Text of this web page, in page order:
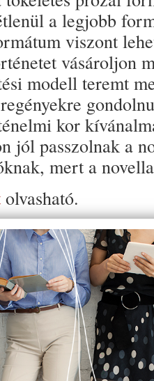
a legjobb
viszont
vásároljon
modell teremt
kor
jól passzolnak a
mert a
olvasható.